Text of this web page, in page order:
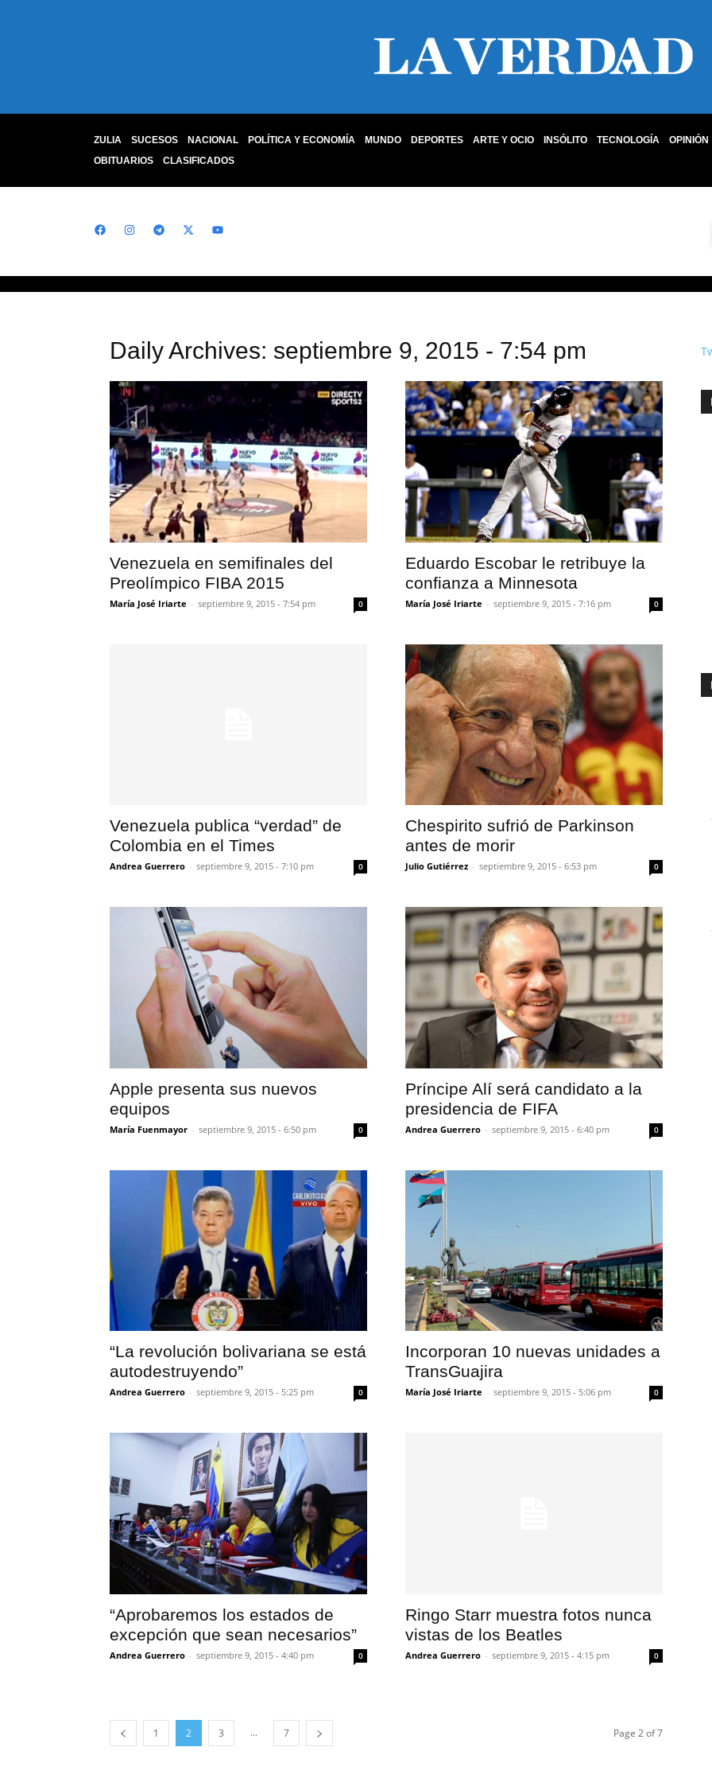
ZULIA SUCESOS NACIONAL POLÍTICA Y ECONOMÍA MUNDO DEPORTES ARTE Y OCIO INSÓLITO TECNOLOGÍA OPINIÓN
OBITUARIOS
CLASIFICADOS
Daily Archives: septiembre 9, 2015 - 7:54 pm
Venezuela en semifinales del
Preolímpico FIBA 2015
María José Iriarte - septiembre 9, 2015 - 7:54 pm 0
Eduardo Escobar le retribuye la
confianza a Minnesota
María José Iriarte - septiembre 9, 2015 - 7:16 pm 0
Venezuela publica “verdad” de
Colombia en el Times
Andrea Guerrero - septiembre 9, 2015 - 7:10 pm 0
Chespirito sufrió de Parkinson
antes de morir
Julio Gutiérrez - septiembre 9, 2015 - 6:53 pm 0
Apple presenta sus nuevos
equipos
María Fuenmayor - septiembre 9, 2015 - 6:50 pm 0
Príncipe Alí será candidato a la
presidencia de FIFA
Andrea Guerrero - septiembre 9, 2015 - 6:40 pm 0
“La revolución bolivariana se está
autodestruyendo”
Andrea Guerrero - septiembre 9, 2015 - 5:25 pm 0
Incorporan 10 nuevas unidades a
TransGuajira
María José Iriarte - septiembre 9, 2015 - 5:06 pm 0
“Aprobaremos los estados de
excepción que sean necesarios”
Andrea Guerrero - septiembre 9, 2015 - 4:40 pm 0
Ringo Starr muestra fotos nunca
vistas de los Beatles
Andrea Guerrero - septiembre 9, 2015 - 4:15 pm 0
1 2 3 ... 7 Page 2 of 7